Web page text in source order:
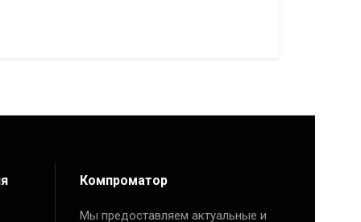
Компроматор
Мы предоставляем актуальные и